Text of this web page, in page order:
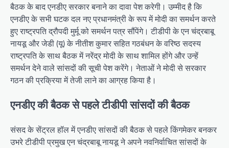
बैठक के बाद एनडीए सरकार बनाने का दावा पेश करेगी। उम्मीद है कि
एनडीए के सभी घटक दल नए प्रधानमंत्री के रूप में मोदी का समर्थन करते
हुए राष्ट्रपति द्रौपदी मुर्मू को समर्थन पत्र सौंपेंगे। टीडीपी के एन चंद्रबाबू
नायडू और जेडी (यू) के नीतीश कुमार सहित गठबंधन के वरिष्ठ सदस्य
राष्ट्रपति के साथ बैठक में नरेंद्र मोदी के साथ शामिल होंगे और उन्हें
समर्थन देने वाले सांसदों की सूची पेश करेंगे। नेताओं ने मोदी से सरकार
गठन की प्रक्रिया में तेजी लाने का आग्रह किया है।
एनडीए की बैठक से पहले टीडीपी सांसदों की बैठक
संसद के सेंट्रल हॉल में एनडीए सांसदों की बैठक से पहले किंगमेकर बनकर
उभरे टीडीपी प्रमुख एन चंद्रबाबू नायडू ने अपने नवनिर्वाचित सांसदों के